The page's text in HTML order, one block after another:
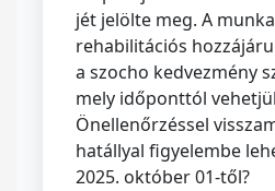
jét jelölte meg. A
rehabilitációs
a szocho kedvezmény
mely időponttól
Önellenőrzéssel
hatállyal figyelembe
2025. október 01-től?